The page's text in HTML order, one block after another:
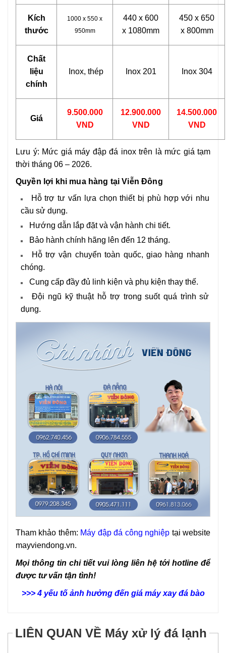
Kích
thước
1000 x 550 x
950mm
440 x 600
x 1080mm
450 x 650
x 800mm
Chất
liệu
chính
Inox, thép Inox 201 Inox 304
Giá
9.500.000
VND
12.900.000
VND
14.500.000
VND
Lưu ý: Mức giá máy đập đá inoxtrên là mức giá tạm
thời tháng 06 – 2026.
Quyền lợi khi mua hàng tại Viễn Đông
Hỗ trợ tư vấn lựa chọn thiết bị phù hợp với nhu
cầu sử dụng.
Hướng dẫn lắp đặt và vận hành chi tiết.
Bảo hành chính hãng lên đến 12 tháng.
Hỗ trợ vận chuyển toàn quốc, giao hàng nhanh
chóng.
Cung cấp đầy đủ linh kiện và phụ kiện thay thế.
Đội ngũ kỹ thuật hỗ trợ trong suốt quá trình sử
dụng.
Tham khảo thêm: Máy đập đá công nghiệp tại website
mayviendong.vn.
Mọi thông tin chi tiết vui lòng liên hệ tới hotline để
được tư vấn tận tình!
>>> 4 yếu tố ảnh hưởng đến giá máy xay đá bào
LIÊN QUAN VỀ Máy xử lý đá lạnh